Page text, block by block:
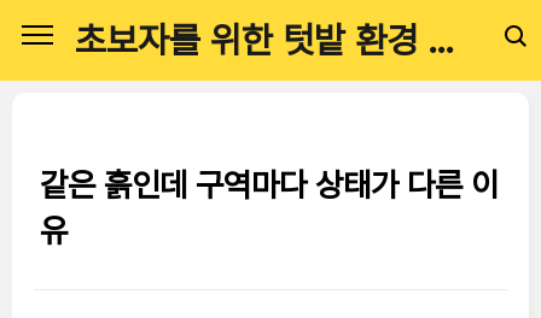
초보자를 위한 텃밭 환경 관리 전문 가이드
같은 흙인데 구역마다 상태가 다른 이
유